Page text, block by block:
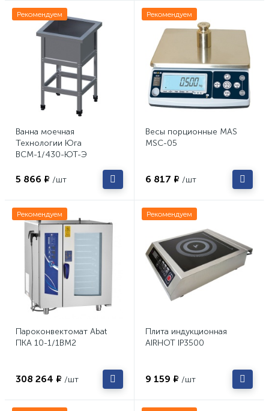
Рекомендуем
Ванна моечная
Технологии Юга
ВСМ-1/430-ЮТ-Э
5 866 ₽ /шт
Рекомендуем
Весы порционные MAS
MSC-05
6 817 ₽ /шт
Рекомендуем
Пароконвектомат Abat
ПКА 10-1/1ВМ2
308 264 ₽ /шт
Рекомендуем
Плита индукционная
AIRHOT IP3500
9 159 ₽ /шт